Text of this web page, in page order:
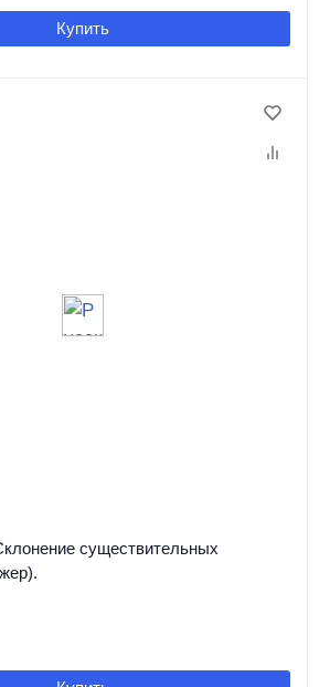
Купить
существительных